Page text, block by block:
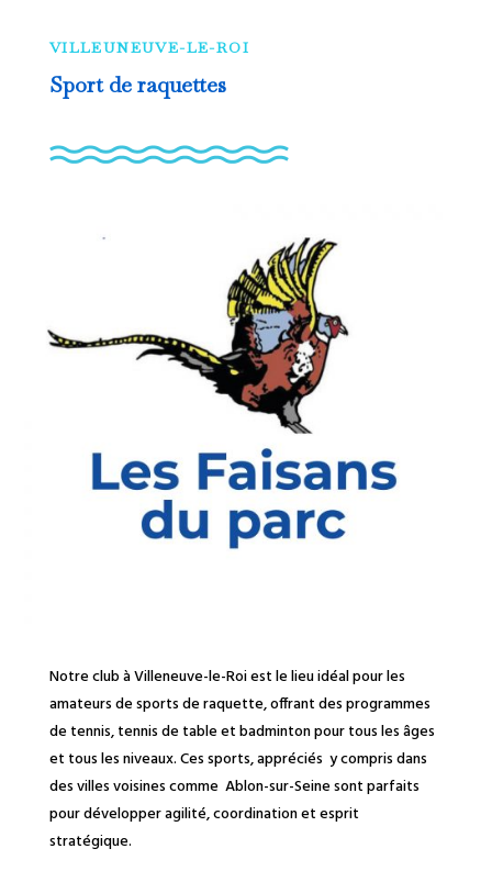
VILLEUNEUVE-LE-ROI
Sport de raquettes
Notre club à Villeneuve-le-Roi est le lieu idéal pour les
amateurs de sports de raquette, offrant des programmes
de tennis, tennis de table et badminton pour tous les âges
et tous les niveaux. Ces sports, appréciés y compris dans
des villes voisines comme Ablon-sur-Seine sont parfaits
pour développer agilité, coordination et esprit
stratégique.